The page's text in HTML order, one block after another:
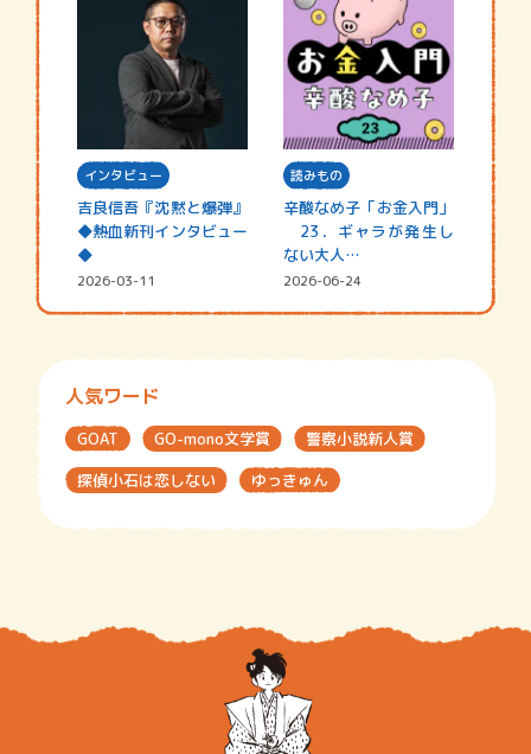
インタビュー
吉良信吾『沈黙と爆弾』
◆熱血新刊インタビュー
◆
2026-03-11
読みもの
辛酸なめ子「お金入門」
23．ギャラが発生し
ない大人…
2026-06-24
人気ワード
GOAT GO-mono文学賞
警察小説新人賞
探偵小石は恋しない
ゆっきゅん